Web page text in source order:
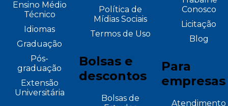
Ensino Médio
Técnico
Idiomas
Graduação
Pós-
graduação
Extensão
Universitária
Política de
Mídias Sociais
Termos de Uso
Bolsas e
descontos
Bolsas de
Conosco
Licitação
Blog
Para
empresas
Atendimento